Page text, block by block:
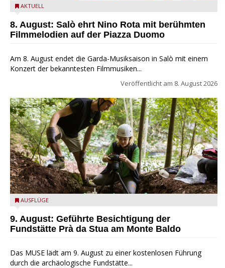
Estate Musicale del Garda: Salò ehrt Nino Rota
AKTUELL
8. August: Salò ehrt Nino Rota mit berühmten
Filmmelodien auf der Piazza Duomo
Am 8. August endet die Garda-Musiksaison in Salò mit einem
Konzert der bekanntesten Filmmusiken...
Veröffentlicht am 8. August 2026
die archäologische Fundstätte Riparo Prà da Stua am Monte
AUSFLÜGE
9. August: Geführte Besichtigung der
Fundstätte Prà da Stua am Monte Baldo
Das MUSE lädt am 9. August zu einer kostenlosen Führung
durch die archäologische Fundstätte...